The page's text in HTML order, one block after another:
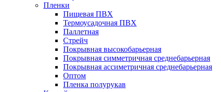
Пленки
Пищевая ПВХ
Термоусадочная ПВХ
Паллетная
Стрейч
Покрывная высокобарьерная
Покрывная симметричная среднебарьерная
Покрывная ассиметричная среднебарьерная
Оптом
Пленка полурукав